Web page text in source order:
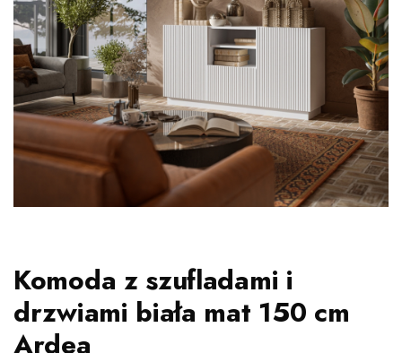
Komoda z szufladami i
drzwiami biała mat 150 cm
Ardea